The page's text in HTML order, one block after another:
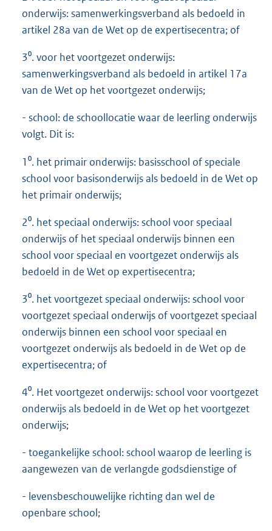
onderwijs: samenwerkingsverband als bedoeld in
artikel 28a van de Wet op de expertisecentra; of
3⁰. voor het voortgezet onderwijs:
samenwerkingsverband als bedoeld in artikel 17a
van de Wet op het voortgezet onderwijs;
- school: de schoollocatie waar de leerling onderwijs
volgt. Dit is:
1⁰. het primair onderwijs: basisschool of speciale
school voor basisonderwijs als bedoeld in de Wet op
het primair onderwijs;
2⁰. het speciaal onderwijs: school voor speciaal
onderwijs of het speciaal onderwijs binnen een
school voor speciaal en voortgezet onderwijs als
bedoeld in de Wet op expertisecentra;
3⁰. het voortgezet speciaal onderwijs: school voor
voortgezet speciaal onderwijs of voortgezet speciaal
onderwijs binnen een school voor speciaal en
voortgezet onderwijs als bedoeld in de Wet op de
expertisecentra; of
4⁰. Het voortgezet onderwijs: school voor voortgezet
onderwijs als bedoeld in de Wet op het voortgezet
onderwijs;
- toegankelijke school: school waarop de leerling is
aangewezen van de verlangde godsdienstige of
- levensbeschouwelijke richting dan wel de
openbare school;